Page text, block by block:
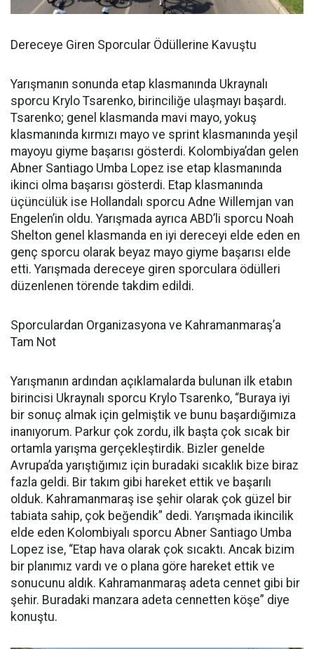
Dereceye Giren Sporcular Ödüllerine Kavuştu
Yarışmanın sonunda etap klasmanında Ukraynalı
sporcu Krylo Tsarenko, birinciliğe ulaşmayı başardı.
Tsarenko; genel klasmanda mavi mayo, yokuş
klasmanında kırmızı mayo ve sprint klasmanında yeşil
mayoyu giyme başarısı gösterdi. Kolombiya’dan gelen
Abner Santiago Umba Lopez ise etap klasmanında
ikinci olma başarısı gösterdi. Etap klasmanında
üçüncülük ise Hollandalı sporcu Adne Willemjan van
Engelen’in oldu. Yarışmada ayrıca ABD’li sporcu Noah
Shelton genel klasmanda en iyi dereceyi elde eden en
genç sporcu olarak beyaz mayo giyme başarısı elde
etti. Yarışmada dereceye giren sporculara ödülleri
düzenlenen törende takdim edildi.
Sporculardan Organizasyona ve Kahramanmaraş’a
Tam Not
Yarışmanın ardından açıklamalarda bulunan ilk etabın
birincisi Ukraynalı sporcu Krylo Tsarenko, “Buraya iyi
bir sonuç almak için gelmiştik ve bunu başardığımıza
inanıyorum. Parkur çok zordu, ilk başta çok sıcak bir
ortamla yarışma gerçekleştirdik. Bizler genelde
Avrupa’da yarıştığımız için buradaki sıcaklık bize biraz
fazla geldi. Bir takım gibi hareket ettik ve başarılı
olduk. Kahramanmaraş ise şehir olarak çok güzel bir
tabiata sahip, çok beğendik” dedi. Yarışmada ikincilik
elde eden Kolombiyalı sporcu Abner Santiago Umba
Lopez ise, “Etap hava olarak çok sıcaktı. Ancak bizim
bir planımız vardı ve o plana göre hareket ettik ve
sonucunu aldık. Kahramanmaraş adeta cennet gibi bir
şehir. Buradaki manzara adeta cennetten köşe” diye
konuştu.